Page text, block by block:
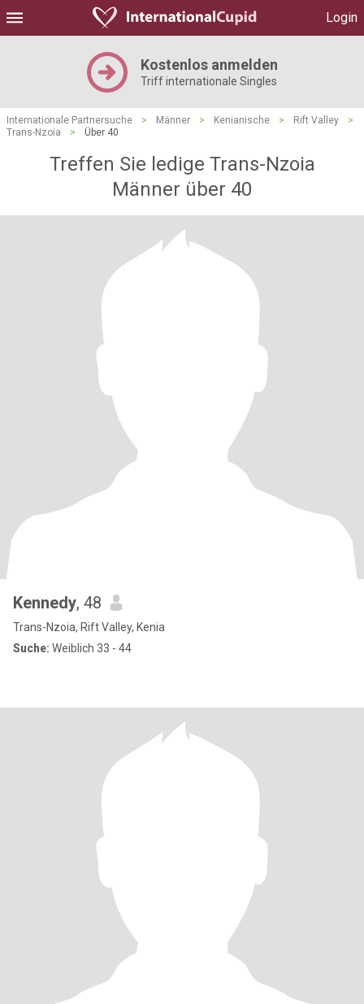
Login
Kostenlos anmelden
Triff internationale Singles
Internationale Partnersuche > Männer > Kenianische > Rift Valley
>
Trans-Nzoia
> Über 40
Treffen Sie ledige Trans-Nzoia
Männer über 40
Kennedy, 48
Trans-Nzoia, Rift Valley, Kenia
Suche: Weiblich 33 - 44